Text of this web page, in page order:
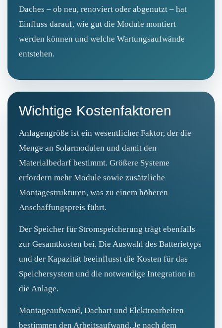
Daches – ob neu, renoviert oder abgenutzt – hat
Einfluss darauf, wie gut die Module montiert
werden können und welche Wartungsaufwände
entstehen.
Wichtige Kostenfaktoren
Anlagengröße ist ein wesentlicher Faktor, der die
Menge an Solarmodulen und damit den
Materialbedarf bestimmt. Größere Systeme
erfordern mehr Module sowie zusätzliche
Montagestrukturen, was zu einem höheren
Anschaffungspreis führt.
Der Speicher für Stromspeicherung trägt ebenfalls
zur Gesamtkosten bei. Die Auswahl des Batterietyps
und der Kapazität beeinflusst die Kosten für das
Speichersystem und die notwendige Integration in
die Anlage.
Montageaufwand, Dachart und Elektroarbeiten
bestimmen den Arbeitsaufwand. Je nach dem